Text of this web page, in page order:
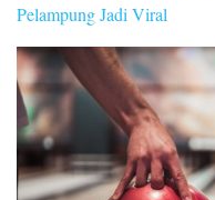
Pelampung Jadi Viral